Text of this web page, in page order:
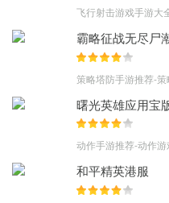
飞行射击游戏手游大
霸略征战无尽尸
策略塔防手游推荐-
曙光英雄应用宝
动作手游推荐-动作
和平精英港服